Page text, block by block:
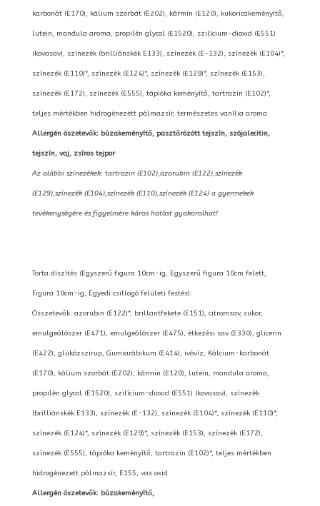
karbonát (E170), kálium szorbát (E202), kármin (E120), kukoricakeményítő,
lutein, mandula aroma, propilén glycol (E1520), szilícium-dioxid (E551)
(kovasav), színezék (brilliánskék E133), színezék (E-132), színezék (E104)*,
színezék (E110)*, színezék (E124)*, színezék (E129)*, színezék (E153),
színezék (E172), színezék (E555), tápióka keményítő, tartrazin (E102)*,
teljes mértékben hidrogénezett pálmazsír, természetes vanília aroma
Allergén öszetevők: búzakeményítő, pasztőrözött tejszín, szójalecitin,
tejszín, vaj, zsíros tejpor
Az alábbi színezékek: tartrazin (E102),azorubin (E122),színezék
(E129),színezék (E104),színezék (E110),színezék (E124) a gyermekek
tevékenységére és figyelmére káros hatást gyakorolhat!
Torta díszítés (Egyszerű figura 10cm-ig, Egyszerű figura 10cm felett,
Figura 10cm-ig, Egyedi csillogó felületi festés):
Összetevők: azorubin (E122)*, brillantfekete (E151), citromsav, cukor,
emulgeálószer (E471), emulgeálószer (E475), étkezési sav (E330), glicerin
(E422), glükózszirup, Gumiarábikum (E414), ivóvíz, Kálcium-karbonát
(E170), kálium szorbát (E202), kármin (E120), lutein, mandula aroma,
propilén glycol (E1520), szilícium-dioxid (E551) (kovasav), színezék
(brilliánskék E133), színezék (E-132), színezék (E104)*, színezék (E110)*,
színezék (E124)*, színezék (E129)*, színezék (E153), színezék (E172),
színezék (E555), tápióka keményítő, tartrazin (E102)*, teljes mértékben
hidrogénezett pálmazsír, E155, vas oxid
Allergén öszetevők: búzakeményítő,